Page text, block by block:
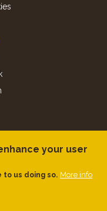
your user
to us doing so. More info